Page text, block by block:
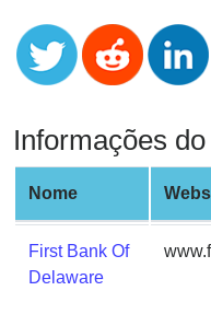
Credit
Card
Generator
Generate
Credit
Card
from
BIN
Credit
Card
Informações
Nome
First Bank Of
Delaware